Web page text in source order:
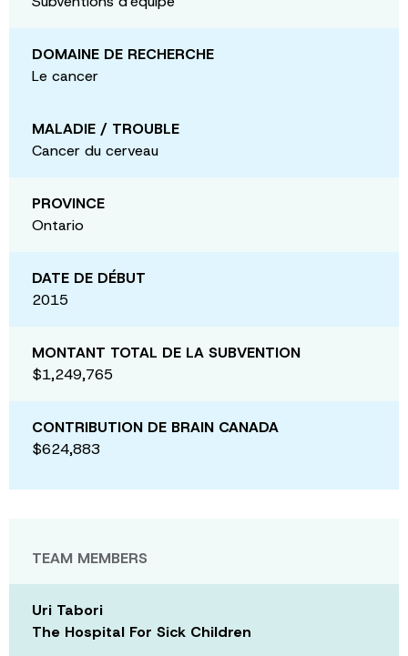
DOMAINE DE RECHERCHE
Le cancer
MALADIE / TROUBLE
Cancer du cerveau
PROVINCE
Ontario
DATE DE DÉBUT
2015
MONTANT TOTAL DE LA SUBVENTION
$1,249,765
CONTRIBUTION DE BRAIN CANADA
$624,883
TEAM MEMBERS
Uri Tabori
The Hospital For Sick Children